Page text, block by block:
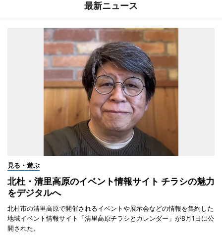
最新ニュース
見る・遊ぶ
北杜・清里高原のイベント情報サイト チラシの魅力
をデジタルへ
北杜市の清里高原で開催されるイベントや展示会などの情報を集約した
地域イベント情報サイト「清里高原チラシとカレンダー」が8月1日に公
開された。